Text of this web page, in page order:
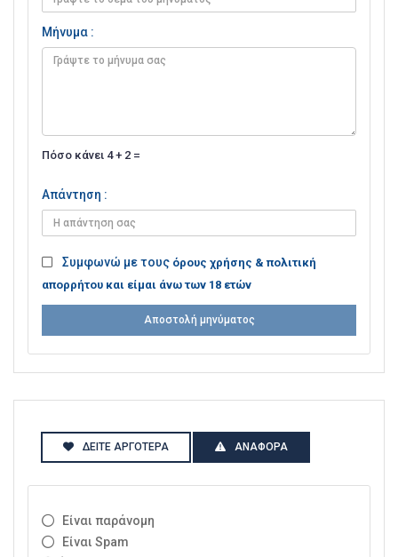
Μήνυμα :
Πόσο κάνει 4 + 2 =
Απάντηση :
Συμφωνώ με τους όρους χρήσης & πολιτική
απορρήτου και είμαι άνω των 18 ετών
Αποστολή μηνύματος
ΔΕΊΤΕ ΑΡΓΌΤΕΡΑ ΑΝΑΦΟΡΆ
Είναι παράνομη
Είναι Spam